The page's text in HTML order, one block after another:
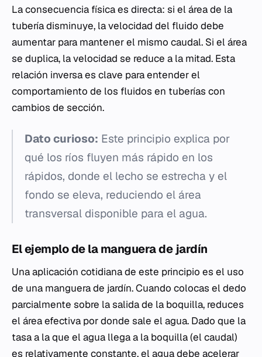
La consecuencia física es directa: si el área de la
tubería disminuye, la velocidad del fluido debe
aumentar para mantener el mismo caudal. Si el área
se duplica, la velocidad se reduce a la mitad. Esta
relación inversa es clave para entender el
comportamiento de los fluidos en tuberías con
cambios de sección.
Dato curioso: Este principio explica por
qué los ríos fluyen más rápido en los
rápidos, donde el lecho se estrecha y el
fondo se eleva, reduciendo el área
transversal disponible para el agua.
El ejemplo de la manguera de jardín
Una aplicación cotidiana de este principio es el uso
de una manguera de jardín. Cuando colocas el dedo
parcialmente sobre la salida de la boquilla, reduces
el área efectiva por donde sale el agua. Dado que la
tasa a la que el agua llega a la boquilla (el caudal)
es relativamente constante, el agua debe acelerar